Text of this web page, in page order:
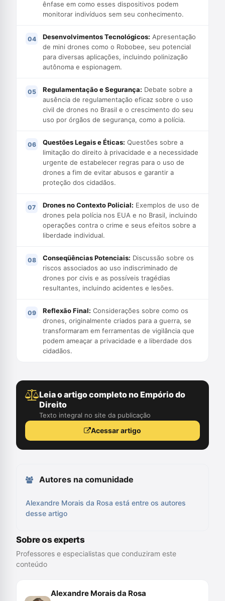
ênfase em como esses dispositivos podem
monitorar indivíduos sem seu conhecimento.
Desenvolvimentos Tecnológicos: Apresentação
de mini drones como o Robobee, seu potencial
para diversas aplicações, incluindo polinização
autônoma e espionagem.
Regulamentação e Segurança: Debate sobre a
ausência de regulamentação eficaz sobre o uso
civil de drones no Brasil e o crescimento do seu
uso por órgãos de segurança, como a polícia.
Questões Legais e Éticas: Questões sobre a
limitação do direito à privacidade e a necessidade
urgente de estabelecer regras para o uso de
drones a fim de evitar abusos e garantir a
proteção dos cidadãos.
Drones no Contexto Policial: Exemplos de uso de
drones pela polícia nos EUA e no Brasil, incluindo
operações contra o crime e seus efeitos sobre a
liberdade individual.
Conseqüências Potenciais: Discussão sobre os
riscos associados ao uso indiscriminado de
drones por civis e as possíveis tragédias
resultantes, incluindo acidentes e lesões.
Reflexão Final: Considerações sobre como os
drones, originalmente criados para a guerra, se
transformaram em ferramentas de vigilância que
podem ameaçar a privacidade e a liberdade dos
cidadãos.
Leia o artigo completo no Empório do
Direito
Texto integral no site da publicação
Acessar artigo
Autores na comunidade
Alexandre Morais da Rosa está entre os autores
desse artigo
Sobre os experts
Professores e especialistas que conduziram este
conteúdo
Alexandre Morais da Rosa